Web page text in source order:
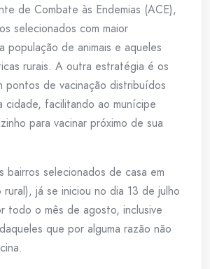
de Combate às Endemias (ACE),
selecionados com maior
população de animais e aqueles
rurais. A outra estratégia é os
pontos de vacinação distribuídos
cidade, facilitando ao munícipe
para vacinar próximo de sua
bairros selecionados de casa em
rural), já se iniciou no dia 13 de julho
todo o mês de agosto, inclusive
que por alguma razão não